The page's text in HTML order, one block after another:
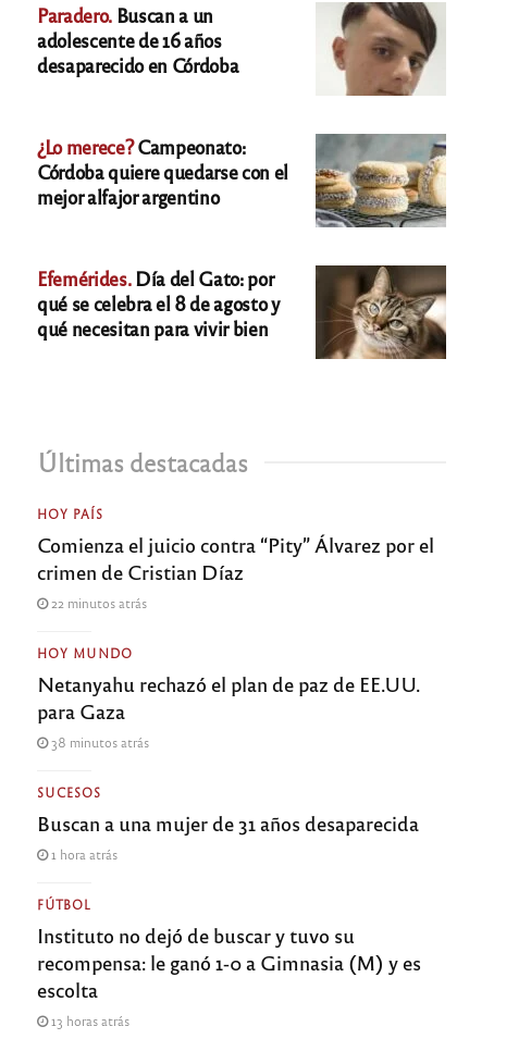
Paradero. Buscan a un
adolescente de 16 años
desaparecido en Córdoba
¿Lo merece?Campeonato:
Córdoba quiere quedarse con el
mejor alfajor argentino
Efemérides.Día del Gato: por
qué se celebra el 8 de agosto y
qué necesitan para vivir bien
Últimas destacadas
HOY PAÍS
Comienza el juicio contra “Pity” Álvarez por el
crimen de Cristian Díaz
22 minutos atrás
HOY MUNDO
Netanyahu rechazó el plan de paz de EE.UU.
para Gaza
38 minutos atrás
SUCESOS
Buscan a una mujer de 31 años desaparecida
1 hora atrás
FÚTBOL
Instituto no dejó de buscar y tuvo su
recompensa: le ganó 1-0 a Gimnasia (M) y es
escolta
13 horas atrás